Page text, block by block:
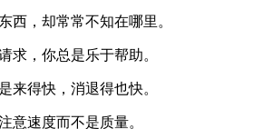
西，却常常不知在哪里。
求，你总是乐于帮助。
来得快，消退得也快。
意速度而不是质量。